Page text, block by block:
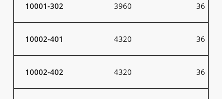
10001-302 3960 36
10002-401 4320 36
10002-402 4320 36